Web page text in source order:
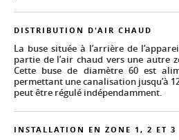
DISTRIBUTION D'AIR CHAUD
La buse située à l’arrière de
partie de l’air chaud vers une autre
Cette buse de diamètre 60 est
permettant une canalisation jusqu’à
peut être régulé indépendamment.
INSTALLATION EN ZONE 1, 2 ET 3